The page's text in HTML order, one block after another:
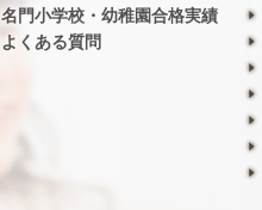
名門小学校・幼稚園合格実績
よくある質問